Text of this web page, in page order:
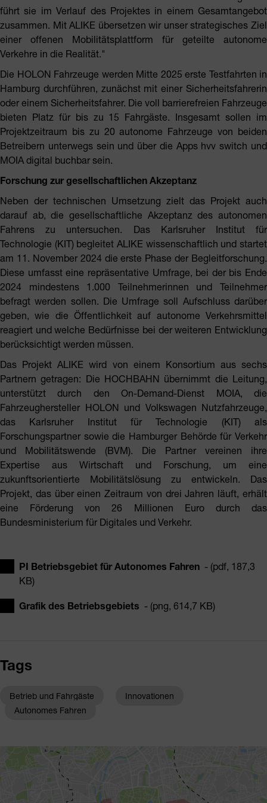
führt sie im Verlauf des Projektes in einem Gesamtangebot
zusammen. Mit ALIKE übersetzen wir unser strategisches Ziel
einer offenen Mobilitätsplattform für geteilte autonome
Verkehre in die Realität."
Die HOLON Fahrzeuge werden Mitte 2025 erste Testfahrten in
Hamburg durchführen, zunächst mit einer Sicherheitsfahrerin
oder einem Sicherheitsfahrer. Die voll barrierefreien Fahrzeuge
bieten Platz für bis zu 15 Fahrgäste. Insgesamt sollen im
Projektzeitraum bis zu 20 autonome Fahrzeuge von beiden
Betreibern unterwegs sein und über die Apps hvv switch und
MOIA digital buchbar sein.
Forschung zur gesellschaftlichen Akzeptanz
Neben der technischen Umsetzung zielt das Projekt auch
darauf ab, die gesellschaftliche Akzeptanz des autonomen
Fahrens zu untersuchen. Das Karlsruher Institut für
Technologie (KIT) begleitet ALIKE wissenschaftlich und startet
am 11. November 2024 die erste Phase der Begleitforschung.
Diese umfasst eine repräsentative Umfrage, bei der bis Ende
2024 mindestens 1.000 Teilnehmerinnen und Teilnehmer
befragt werden sollen. Die Umfrage soll Aufschluss darüber
geben, wie die Öffentlichkeit auf autonome Verkehrsmittel
reagiert und welche Bedürfnisse bei der weiteren Entwicklung
berücksichtigt werden müssen.
Das Projekt ALIKE wird von einem Konsortium aus sechs
Partnern getragen: Die HOCHBAHN übernimmt die Leitung,
unterstützt durch den On-Demand-Dienst MOIA, die
Fahrzeughersteller HOLON und Volkswagen Nutzfahrzeuge,
das Karlsruher Institut für Technologie (KIT) als
Forschungspartner sowie die Hamburger Behörde für Verkehr
und Mobilitätswende (BVM). Die Partner vereinen ihre
Expertise aus Wirtschaft und Forschung, um eine
zukunftsorientierte Mobilitätslösung zu entwickeln. Das
Projekt, das über einen Zeitraum von drei Jahren läuft, erhält
eine Förderung von 26 Millionen Euro durch das
Bundesministerium für Digitales und Verkehr.
PI Betriebsgebiet für Autonomes Fahren - (pdf, 187,3
KB)
Grafik des Betriebsgebiets - (png, 614,7 KB)
Tags
Betrieb und Fahrgäste
Innovationen
Autonomes Fahren